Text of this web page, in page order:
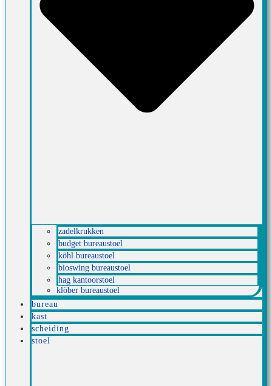
zadelkrukken
budget bureaustoel
köhl bureaustoel
bioswing bureaustoel
hag kantoorstoel
klöber bureaustoel
bureau
kast
scheiding
stoel